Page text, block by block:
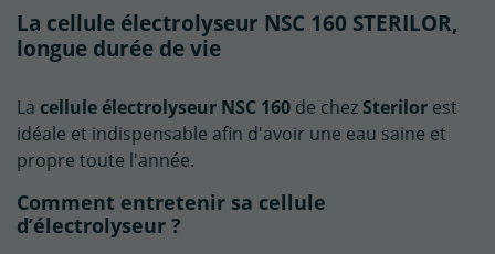
La cellule électrolyseur NSC 160 STERILOR,
longue durée de vie
La cellule électrolyseur NSC 160 de chez Sterilor est
idéale et indispensable afin d'avoir une eau saine et
propre toute l'année.
Comment entretenir sa cellule
d’électrolyseur ?